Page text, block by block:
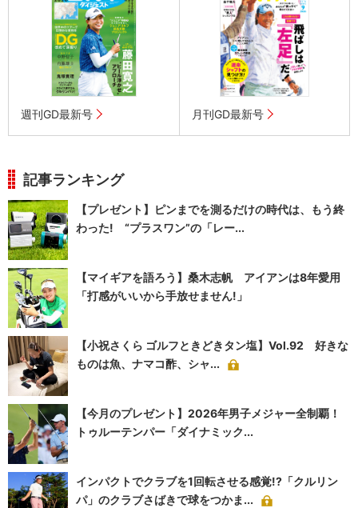
週刊GD最新号 月刊GD最新号
記事ランキング
【プレゼント】ピンまでを測るだけの時代は、もう終
わった! “プラスワン”の「レー...
【マイギアを語ろう】桑木志帆 アイアンは8年愛用
「打感がいいから手放せません!」
【小祝さくら ゴルフときどきタン塩】Vol.92 好きな
ものは魚、ナマコ酢、シャ...
【今月のプレゼント】2026年男子メジャー全制覇！
トゥルーテンパー「ダイナミック...
インパクトでクラブを1回転させる感覚!?「クルリン
パ」のクラブさばきで球をつかま...